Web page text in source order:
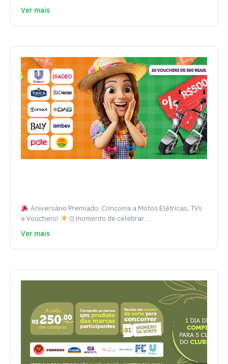
Ver mais
Aniversário Premiado: Concorra a Motos Elétricas, TVs
e Vouchers!
O momento de celebrar…
Ver mais